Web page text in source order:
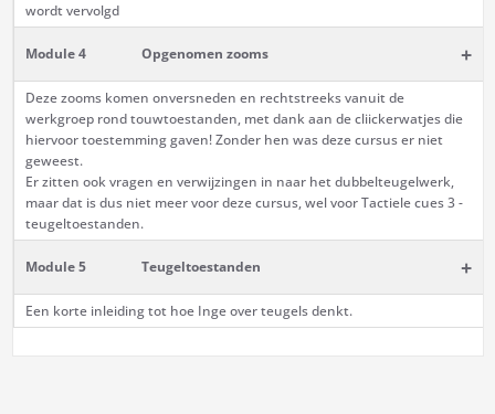
wordt vervolgd
Module 4 Opgenomen zooms +
Deze zooms komen onversneden en rechtstreeks vanuit de
werkgroep rond touwtoestanden, met dank aan de cliickerwatjes die
hiervoor toestemming gaven! Zonder hen was deze cursus er niet
geweest.
Er zitten ook vragen en verwijzingen in naar het dubbelteugelwerk,
maar dat is dus niet meer voor deze cursus, wel voor Tactiele cues 3 -
teugeltoestanden.
Module 5 Teugeltoestanden +
Een korte inleiding tot hoe Inge over teugels denkt.